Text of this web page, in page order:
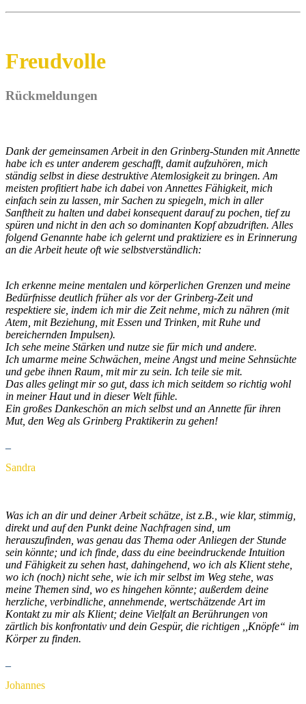
Freudvolle
Rückmeldungen
Dank der gemeinsamen Arbeit in den Grinberg-Stunden mit Annette
habe ich es unter anderem geschafft, damit aufzuhören, mich
ständig selbst in diese destruktive Atemlosigkeit zu bringen. Am
meisten profitiert habe ich dabei von Annettes Fähigkeit, mich
einfach sein zu lassen, mir Sachen zu spiegeln, mich in aller
Sanftheit zu halten und dabei konsequent darauf zu pochen, tief zu
spüren und nicht in den ach so dominanten Kopf abzudriften. Alles
folgend Genannte habe ich gelernt und praktiziere es in Erinnerung
an die Arbeit heute oft wie selbstverständlich:
Ich erkenne meine mentalen und körperlichen Grenzen und meine
Bedürfnisse deutlich früher als vor der Grinberg-Zeit und
respektiere sie, indem ich mir die Zeit nehme, mich zu nähren (mit
Atem, mit Beziehung, mit Essen und Trinken, mit Ruhe und
bereichernden Impulsen).
Ich sehe meine Stärken und nutze sie für mich und andere.
Ich umarme meine Schwächen, meine Angst und meine Sehnsüchte
und gebe ihnen Raum, mit mir zu sein. Ich teile sie mit.
Das alles gelingt mir so gut, dass ich mich seitdem so richtig wohl
in meiner Haut und in dieser Welt fühle.
Ein großes Dankeschön an mich selbst und an Annette für ihren
Mut, den Weg als Grinberg Praktikerin zu gehen!
Sandra
Was ich an dir und deiner Arbeit schätze, ist z.B., wie klar, stimmig,
direkt und auf den Punkt deine Nachfragen sind, um
herauszufinden, was genau das Thema oder Anliegen der Stunde
sein könnte; und ich finde, dass du eine beeindruckende Intuition
und Fähigkeit zu sehen hast, dahingehend, wo ich als Klient stehe,
wo ich (noch) nicht sehe, wie ich mir selbst im Weg stehe, was
meine Themen sind, wo es hingehen könnte; außerdem deine
herzliche, verbindliche, annehmende, wertschätzende Art im
Kontakt zu mir als Klient; deine Vielfalt an Berührungen von
zärtlich bis konfrontativ und dein Gespür, die richtigen ,,Knöpfe“ im
Körper zu finden.
Johannes